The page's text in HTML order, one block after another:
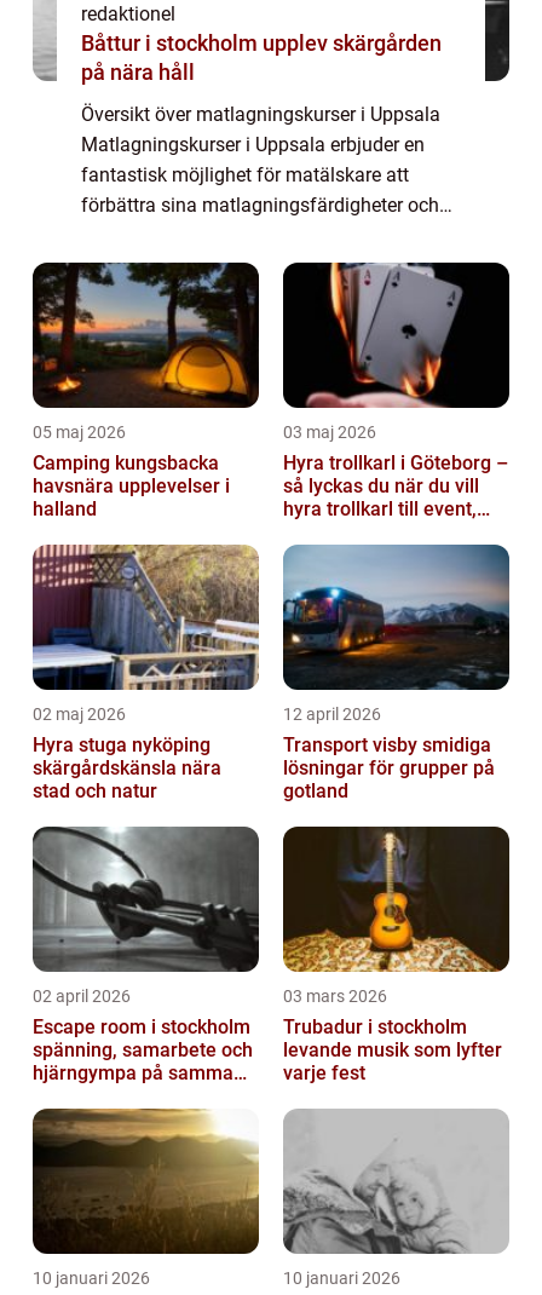
redaktionel
Båttur i stockholm upplev skärgården
på nära håll
Översikt över matlagningskurser i Uppsala
Matlagningskurser i Uppsala erbjuder en
fantastisk möjlighet för matälskare att
förbättra sina matlagningsfärdigheter och
om du är en nybörjare eller en erfaren koc...
05 maj 2026
Camping kungsbacka
havsnära upplevelser i
halland
03 maj 2026
Hyra trollkarl i Göteborg –
så lyckas du när du vill
hyra trollkarl till event,
02 maj 2026
Hyra stuga nyköping
skärgårdskänsla nära
stad och natur
12 april 2026
Transport visby smidiga
lösningar för grupper på
gotland
02 april 2026
Escape room i stockholm
spänning, samarbete och
hjärngympa på samma
03 mars 2026
Trubadur i stockholm
levande musik som lyfter
varje fest
10 januari 2026 10 januari 2026